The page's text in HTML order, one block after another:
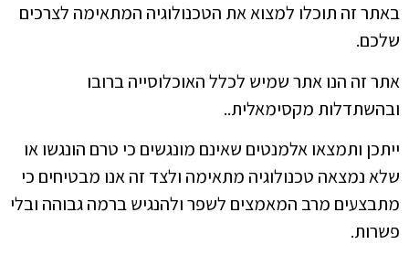
באתר זה תוכלו למצוא את הטכנולוגיה המתאימה לצרכים
שלכם.
אתר זה הנו אתר שמיש לכלל האוכלוסייה ברובו
ובהשתדלות מקסימאלית..
ייתכן ותמצאו אלמנטים שאינם מונגשים כי טרם הונגשו או
שלא נמצאה טכנולוגיה מתאימה ולצד זה אנו מבטיחים כי
מתבצעים מרב המאמצים לשפר ולהנגיש ברמה גבוהה ובלי
פשרות.